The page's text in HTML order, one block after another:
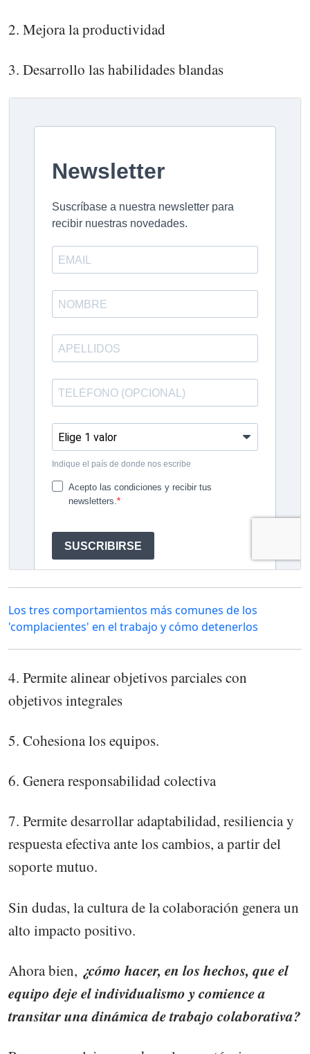
2. Mejora la productividad
3. Desarrollo las habilidades blandas
Los tres comportamientos más comunes de los
'complacientes' en el trabajo y cómo detenerlos
4. Permite alinear objetivos parciales con
objetivos integrales
5. Cohesiona los equipos.
6. Genera responsabilidad colectiva
7. Permite desarrollar adaptabilidad, resiliencia y
respuesta efectiva ante los cambios, a partir del
soporte mutuo.
Sin dudas, la cultura de la colaboración genera un
alto impacto positivo.
Ahora bien, ¿cómo hacer, en los hechos, que el
equipo deje el individualismo y comience a
transitar una dinámica de trabajo colaborativa?